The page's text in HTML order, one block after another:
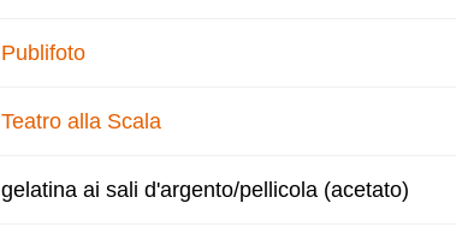
Publifoto
Teatro alla Scala
gelatina ai sali d'argento/pellicola (acetato)